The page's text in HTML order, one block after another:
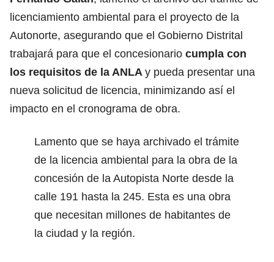
licenciamiento ambiental para el proyecto de la
Autonorte, asegurando que el Gobierno Distrital
trabajará para que el concesionario cumpla con
los requisitos de la ANLA y pueda presentar una
nueva solicitud de licencia, minimizando así el
impacto en el cronograma de obra.
Lamento que se haya archivado el trámite
de la licencia ambiental para la obra de la
concesión de la Autopista Norte desde la
calle 191 hasta la 245. Esta es una obra
que necesitan millones de habitantes de
la ciudad y la región.